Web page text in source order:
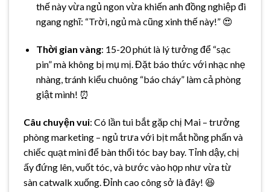
thế này vừa ngủ ngon vừa khiến anh đồng nghiệp đi
ngang nghĩ: “Trời, ngủ mà cũng xinh thế này!” 😍
Thời gian vàng: 15-20 phút là lý tưởng để “sạc
pin” mà không bị mụ mị. Đặt báo thức với nhạc nhẹ
nhàng, tránh kiểu chuông “báo cháy” làm cả phòng
giật mình! ⏰
Câu chuyện vui: Có lần tui bắt gặp chị Mai – trưởng
phòng marketing – ngủ trưa với bịt mắt hồng phấn và
chiếc quạt mini để bàn thổi tóc bay bay. Tỉnh dậy, chị
ấy đứng lên, vuốt tóc, và bước vào họp như vừa từ
sàn catwalk xuống. Đỉnh cao công sở là đây! 😆